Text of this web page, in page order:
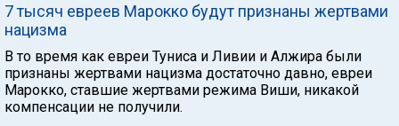
7 тысяч евреев Марокко будут признаны жертвами
нацизма
В то время как евреи Туниса и Ливии и Алжира были
признаны жертвами нацизма достаточно давно, евреи
Марокко, ставшие жертвами режима Виши, никакой
компенсации не получили.